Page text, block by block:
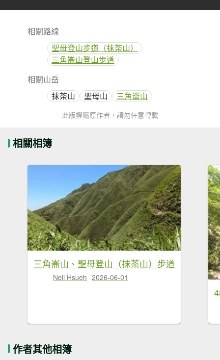
相關路線
聖母登山步道（抹茶山）
三角崙山登山步道
相關山岳
抹茶山
聖母山 三角崙山
此版權屬原作者，請勿任意轉載
相關相簿
三角崙山、聖母登山（抹茶山）步道
Neil Hsueh 2026-06-01
作者其他相簿